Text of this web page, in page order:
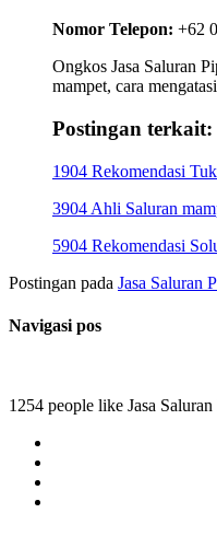
Nomor Telepon: +62
Ongkos Jasa Saluran
mampet, cara
Postingan terkait:
1904 Rekomendasi
3904 Ahli Saluran
5904 Rekomendasi
Postingan pada Jasa Saluran
Navigasi pos
1254 people like Jasa